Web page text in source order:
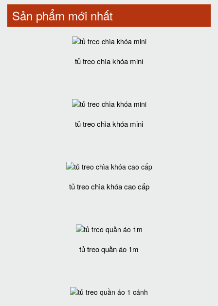
Sản phẩm mới nhất
tủ treo chìa khóa mini
tủ treo chìa khóa mini
tủ treo chìa khóa cao cấp
tủ treo quần áo 1m